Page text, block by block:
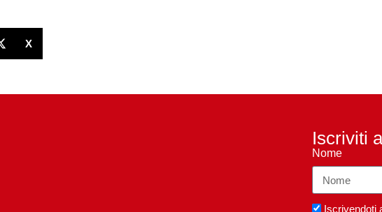
X
Iscriviti
Nome
Iscrivendoti